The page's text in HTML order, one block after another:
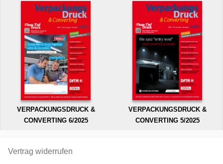
VERPACKUNGSDRUCK &
CONVERTING 6/2025
VERPACKUNGSDRUCK &
CONVERTING 5/2025
Vertrag widerrufen